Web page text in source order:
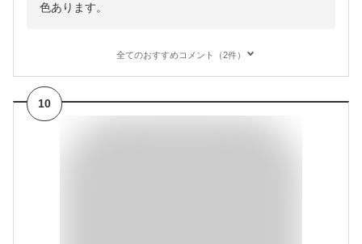
色あります。
全てのおすすめコメント（2件）
10